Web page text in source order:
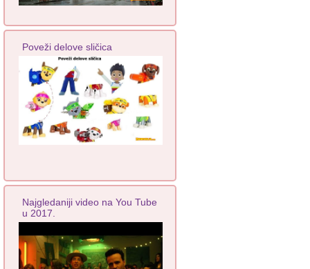
Poveži delove sličica
Najgledaniji video na You Tube
u 2017.